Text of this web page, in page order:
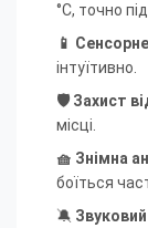
°C, точно
📱
інтуїтивно.
🛡 Захист
місці.
🧺 Знімна
боїться
🔕